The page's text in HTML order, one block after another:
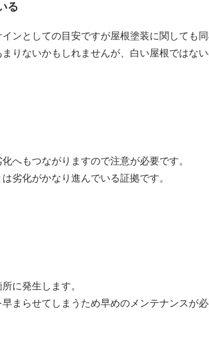
る
ンとしての目安ですが屋根塗装に関しても同
りないかもしれませんが、白い屋根ではな
へもつながりますので注意が必要です。
劣化がかなり進んでいる証拠です。
に発生します。
まらせてしまうため早めのメンテナンスが必